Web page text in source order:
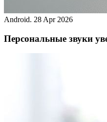
Android. 28 Apr 2026
Персональные звуки